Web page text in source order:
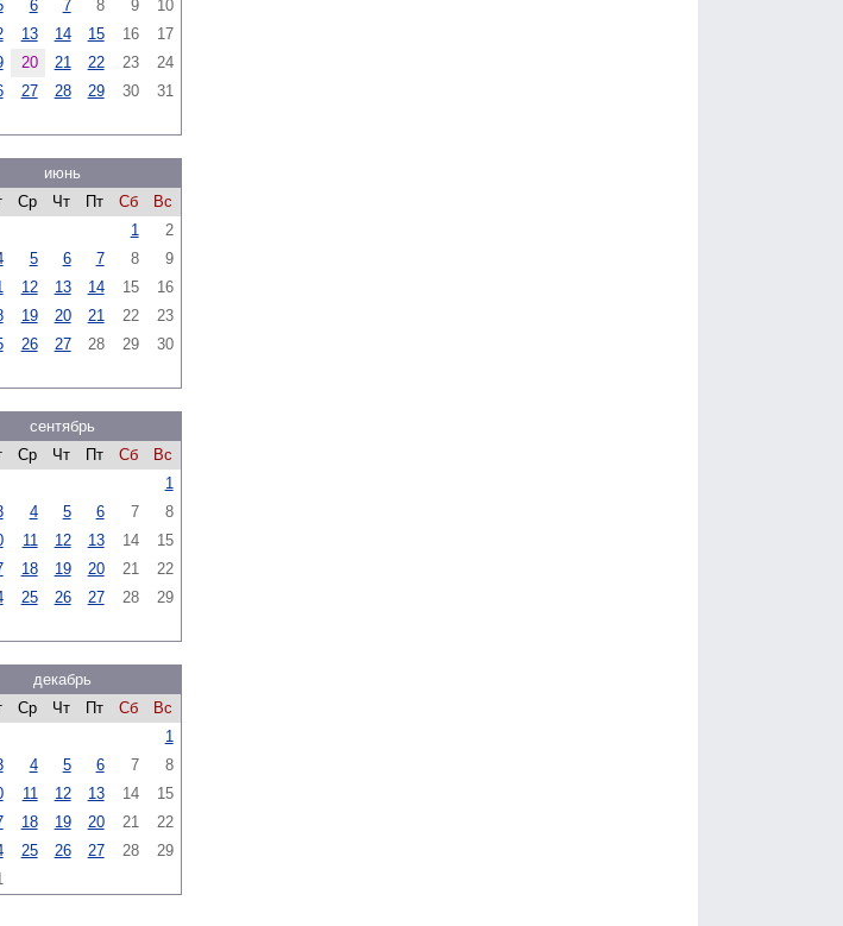
6 7 8 9
10
13 14 15 16
17
20 21 22 23
24
27 28 29 30 31
июнь
Ср Чт Пт Сб
Вс
1
2
5 6 7 8
9
12 13 14 15
16
19 20 21 22
23
26 27 28 29 30
сентябрь
Ср Чт Пт Сб
Вс
1
4 5 6 7
8
11 12 13 14
15
18 19 20 21
22
25 26 27 28
29
декабрь
Ср Чт Пт Сб
Вс
1
4 5 6 7
8
11 12 13 14
15
18 19 20 21
22
25 26 27 28
29